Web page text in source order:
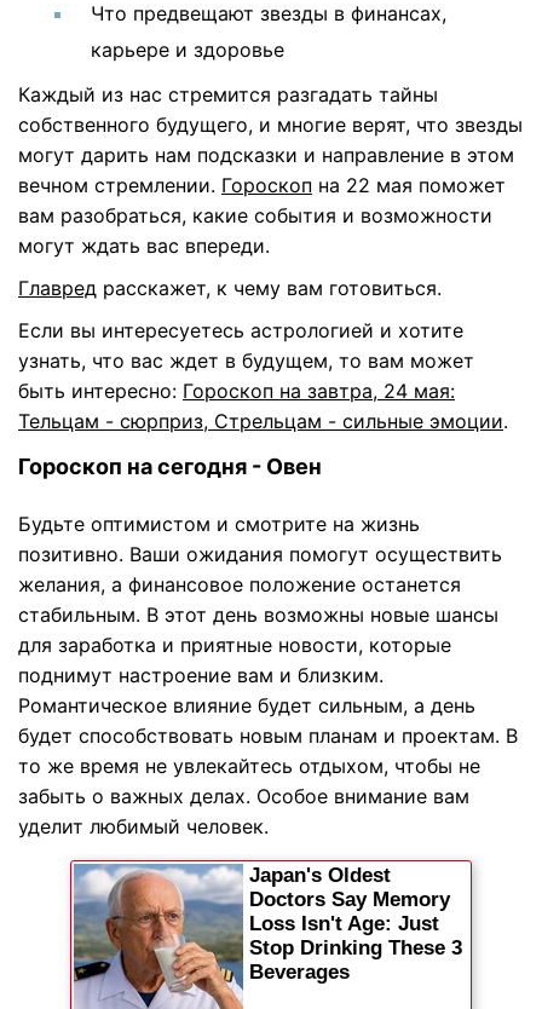
Что предвещают звезды в финансах,
карьере и здоровье
Каждый из нас стремится разгадать тайны
собственного будущего, и многие верят, что звезды
могут дарить нам подсказки и направление в этом
вечном стремлении. Гороскоп на 22 мая поможет
вам разобраться, какие события и возможности
могут ждать вас впереди.
Главред расскажет, к чему вам готовиться.
Если вы интересуетесь астрологией и хотите
узнать, что вас ждет в будущем, то вам может
быть интересно: Гороскоп на завтра, 24 мая:
Тельцам - сюрприз, Стрельцам - сильные эмоции.
Гороскоп на сегодня - Овен
Будьте оптимистом и смотрите на жизнь
позитивно. Ваши ожидания помогут осуществить
желания, а финансовое положение останется
стабильным. В этот день возможны новые шансы
для заработка и приятные новости, которые
поднимут настроение вам и близким.
Романтическое влияние будет сильным, а день
будет способствовать новым планам и проектам. В
то же время не увлекайтесь отдыхом, чтобы не
забыть о важных делах. Особое внимание вам
уделит любимый человек.